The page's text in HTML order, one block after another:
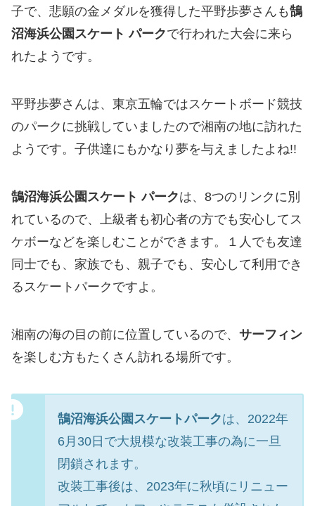
子で、悲願の金メダルを獲得した平野歩夢さんも鵠
沼海浜公園スケート パークで行われた大会に来ら
れたようです。
平野歩夢さんは、東京五輪ではスケートボード競技
のパークに挑戦していましたので湘南の地に訪れた
ようです。子供達にもかなり夢を与えましたよね!!
鵠沼海浜公園スケート パークは、8つのリンクに別
れているので、上級者も初心者の方でも安心してス
ケボーなどを楽しむことができます。１人でも友達
同士でも、家族でも、親子でも、安心して利用でき
るスケートパークですよ。
湘南の海の目の前に位置しているので、 サーフィン
を楽しむ方もたくさん訪れる場所です。
鵠沼海浜公園スケートパークは、2022年
6月30日で大規模な改装工事の為に一旦
閉鎖されます。
改装工事後は、2023年に秋頃にリニュー